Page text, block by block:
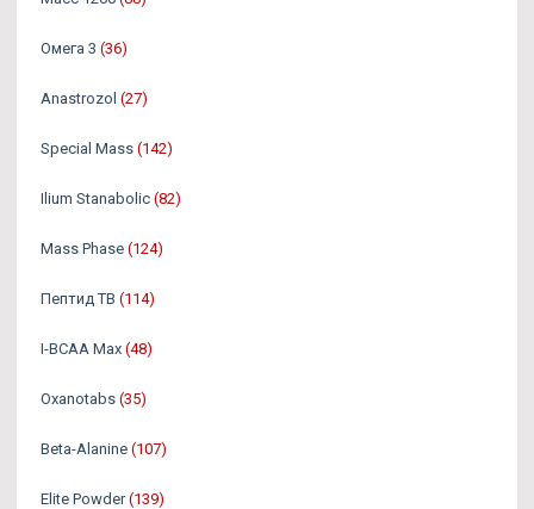
Омега 3 (36)
Аnastrozol (27)
Special Mass (142)
Ilium Stanabolic (82)
Mass Phase (124)
Пептид TB (114)
I-BCAA Max (48)
Oxanotabs (35)
Beta-Alanine (107)
Elite Powder (139)